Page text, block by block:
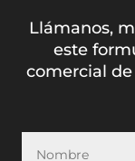
Llámanos,
este
comercial de